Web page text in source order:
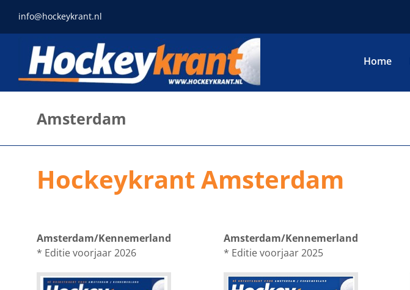
naar
inhoud
info@hockeykrant.nl
Home
Amsterdam
Hockeykrant Amsterdam
Amsterdam/Kennemerland
* Editie voorjaar 2026
Amsterdam/Kennemerland
* Editie voorjaar 2025